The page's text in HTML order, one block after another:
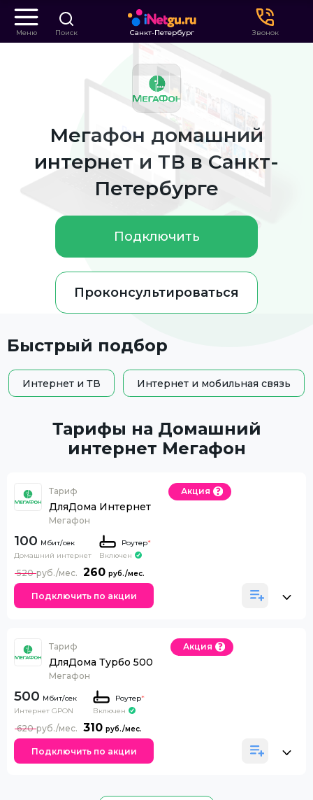
Меню Поиск Санкт-Петербург Звонок
Мегафон домашний
интернет и ТВ в Санкт-
Петербурге
Подключить
Проконсультироваться
Быстрый подбор
Интернет и ТВ Интернет и мобильная связь
Тарифы на Домашний
интернет Мегафон
Тариф
ДляДома Интернет
Мегафон
Акция
100
Домашний интернет
Роутер*
Включен
260
520
Подключить по акции
Тариф
ДляДома Турбо 500
Мегафон
Акция
500
Интернет GPON
Роутер*
Включен
310
620
Подключить по акции